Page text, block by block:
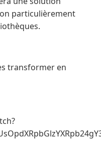
particulièrement
transformer en